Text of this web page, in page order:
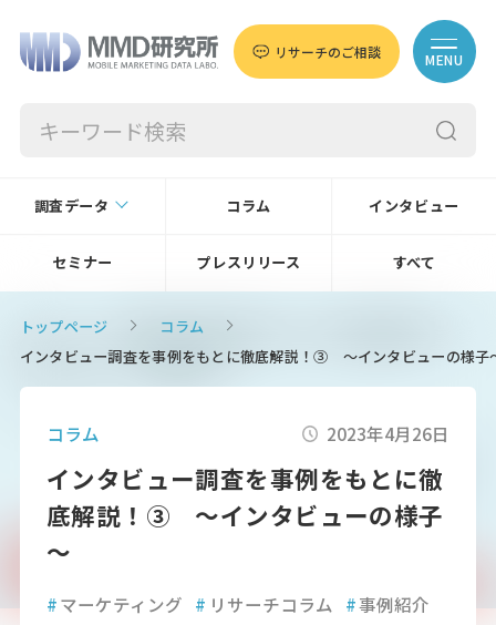
リサーチのご相談 MENU
調査データ コラム インタビュー
セミナー プレスリリース すべて
トップページ
コラム
インタビュー調査を事例をもとに徹底解説！③ ～インタビューの様子
コラム 2023年4月26日
インタビュー調査を事例をもとに徹
底解説！③ ～インタビューの様子
～
#マーケティング # リサーチコラム #事例紹介